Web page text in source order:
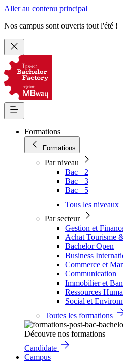
Aller au contenu principal
Nos campus sont ouverts tout l'été !
Formations
Formations
Par niveau
Bac +2
Bac +3
Bac +5
Tous les niveaux
Par secteur
Gestion et
Achat Tourisme
Bachelor Open
Business
Commerce et
Communication
Immobilier et
Ressources
Social et
Toutes les formations
Découvre nos formations
Candidate
Campus